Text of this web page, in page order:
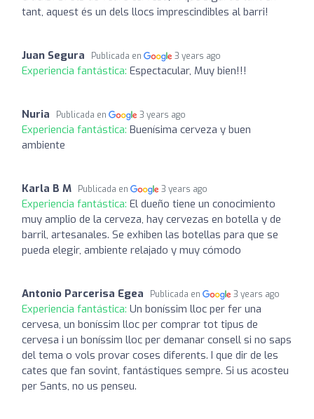
tant, aquest és un dels llocs imprescindibles al barri!
Juan Segura Publicada en 3 years ago
Experiencia fantástica: Espectacular, Muy bien!!!
Nuria Publicada en 3 years ago
Experiencia fantástica: Buenísima cerveza y buen
ambiente
Karla B M Publicada en 3 years ago
Experiencia fantástica: El dueño tiene un conocimiento
muy amplio de la cerveza, hay cervezas en botella y de
barril, artesanales. Se exhiben las botellas para que se
pueda elegir, ambiente relajado y muy cómodo
Antonio Parcerisa Egea Publicada en 3 years ago
Experiencia fantástica: Un boníssim lloc per fer una
cervesa, un boníssim lloc per comprar tot tipus de
cervesa i un boníssim lloc per demanar consell si no saps
del tema o vols provar coses diferents. I que dir de les
cates que fan sovint, fantástiques sempre. Si us acosteu
per Sants, no us penseu.